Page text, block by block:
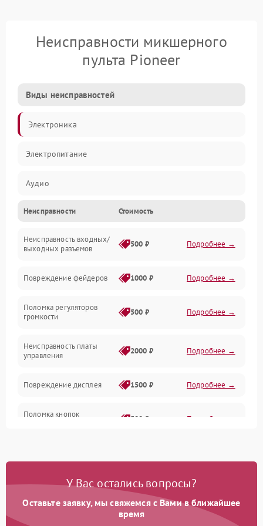
Неисправности микшерного
пульта Pioneer
Виды неисправностей
Электроника
Электропитание
Аудио
Механические повреждения
Механика
Электронные компоненты
Неисправности Стоимость
Неисправность входных/
выходных разъемов
500 ₽ Подробнее →
Повреждение фейдеров 1000 ₽ Подробнее →
Поломка регуляторов
громкости
500 ₽ Подробнее →
Неисправность платы
управления
2000 ₽ Подробнее →
Повреждение дисплея 1500 ₽ Подробнее →
Поломка кнопок
500 ₽ Подробнее →
питания
Повреждение проводов 500 ₽
У Вас остались вопросы?
Оставьте заявку, мы свяжемся с Вами в ближайшее
время